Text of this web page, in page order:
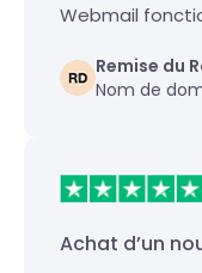
Webmail
Remise du
Nom de
Achat d’un